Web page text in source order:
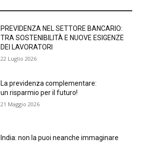
PREVIDENZA NEL SETTORE BANCARIO:
TRA SOSTENIBILITÀ E NUOVE ESIGENZE
DEI LAVORATORI
22 Luglio 2026
La previdenza complementare:
un risparmio per il futuro!
21 Maggio 2026
India: non la puoi neanche immaginare